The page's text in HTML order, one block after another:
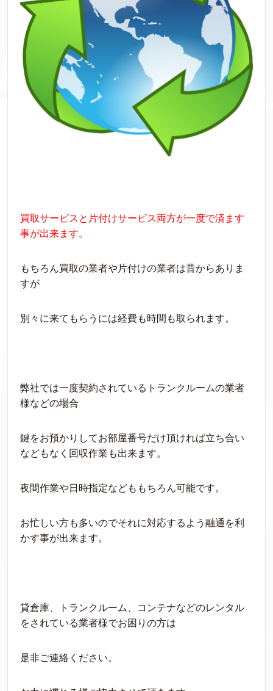
買取サービスと片付けサービス両方が一度で済ます
事が出来ます。
もちろん買取の業者や片付けの業者は昔からありま
すが
別々に来てもらうには経費も時間も取られます。
弊社では一度契約されているトランクルームの業者
様などの場合
鍵をお預かりしてお部屋番号だけ頂ければ立ち合い
などもなく回収作業も出来ます。
夜間作業や日時指定などももちろん可能です。
お忙しい方も多いのでそれに対応するよう融通を利
かす事が出来ます。
貸倉庫、トランクルーム、コンテナなどのレンタル
をされている業者様でお困りの方は
是非ご連絡ください。